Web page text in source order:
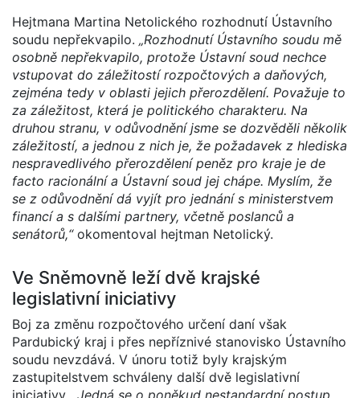
Hejtmana Martina Netolického rozhodnutí Ústavního
soudu nepřekvapilo. „Rozhodnutí Ústavního soudu mě
osobně nepřekvapilo, protože Ústavní soud nechce
vstupovat do záležitostí rozpočtových a daňových,
zejména tedy v oblasti jejich přerozdělení. Považuje to
za záležitost, která je politického charakteru. Na
druhou stranu, v odůvodnění jsme se dozvěděli několik
záležitostí, a jednou z nich je, že požadavek z hlediska
nespravedlivého přerozdělení peněz pro kraje je de
facto racionální a Ústavní soud jej chápe. Myslím, že
se z odůvodnění dá vyjít pro jednání s ministerstvem
financí a s dalšími partnery, včetně poslanců a
senátorů,“okomentoval hejtman Netolický.
Ve Sněmovně leží dvě krajské
legislativní iniciativy
Boj za změnu rozpočtového určení daní však
Pardubický kraj i přes nepříznivé stanovisko Ústavního
soudu nevzdává. V únoru totiž byly krajským
zastupitelstvem schváleny další dvě legislativní
iniciativy.
„Jedná se o poněkud nestandardní postup,